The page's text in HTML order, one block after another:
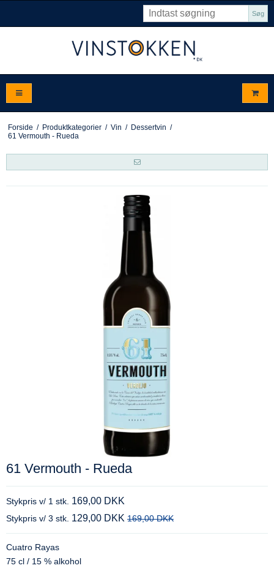
Søg
Forside / Produktkategorier / Vin / Dessertvin /
61 Vermouth - Rueda
61 Vermouth - Rueda
Stykpris v/ 1 stk. 169,00 DKK
Stykpris v/ 3 stk. 129,00 DKK 169,00 DKK
Cuatro Rayas
75 cl / 15 % alkohol